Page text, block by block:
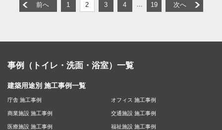
前へ 1 2 3 4 … 19 次へ
事例（トイレ・洗面・浴室）一覧
建築用途別 施工事例一覧
庁舎 施工事例 オフィス 施工事例
商業施設 施工事例 交通施設 施工事例
医療施設 施工事例 福祉施設 施工事例